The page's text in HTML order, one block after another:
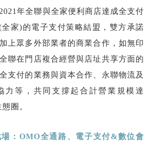
年全聯與全家便利商店達成全支付
家)的電子支付策略結盟，雙方承諾
上眾多外部業者的商業合作，如無印
聯在門店複合經營與店址共享方面的
支付的業務與資本合作、永聯物流及
力等，共同支撐起合計營業規模達
圈。
： OMO全通路、電子支付&數位會